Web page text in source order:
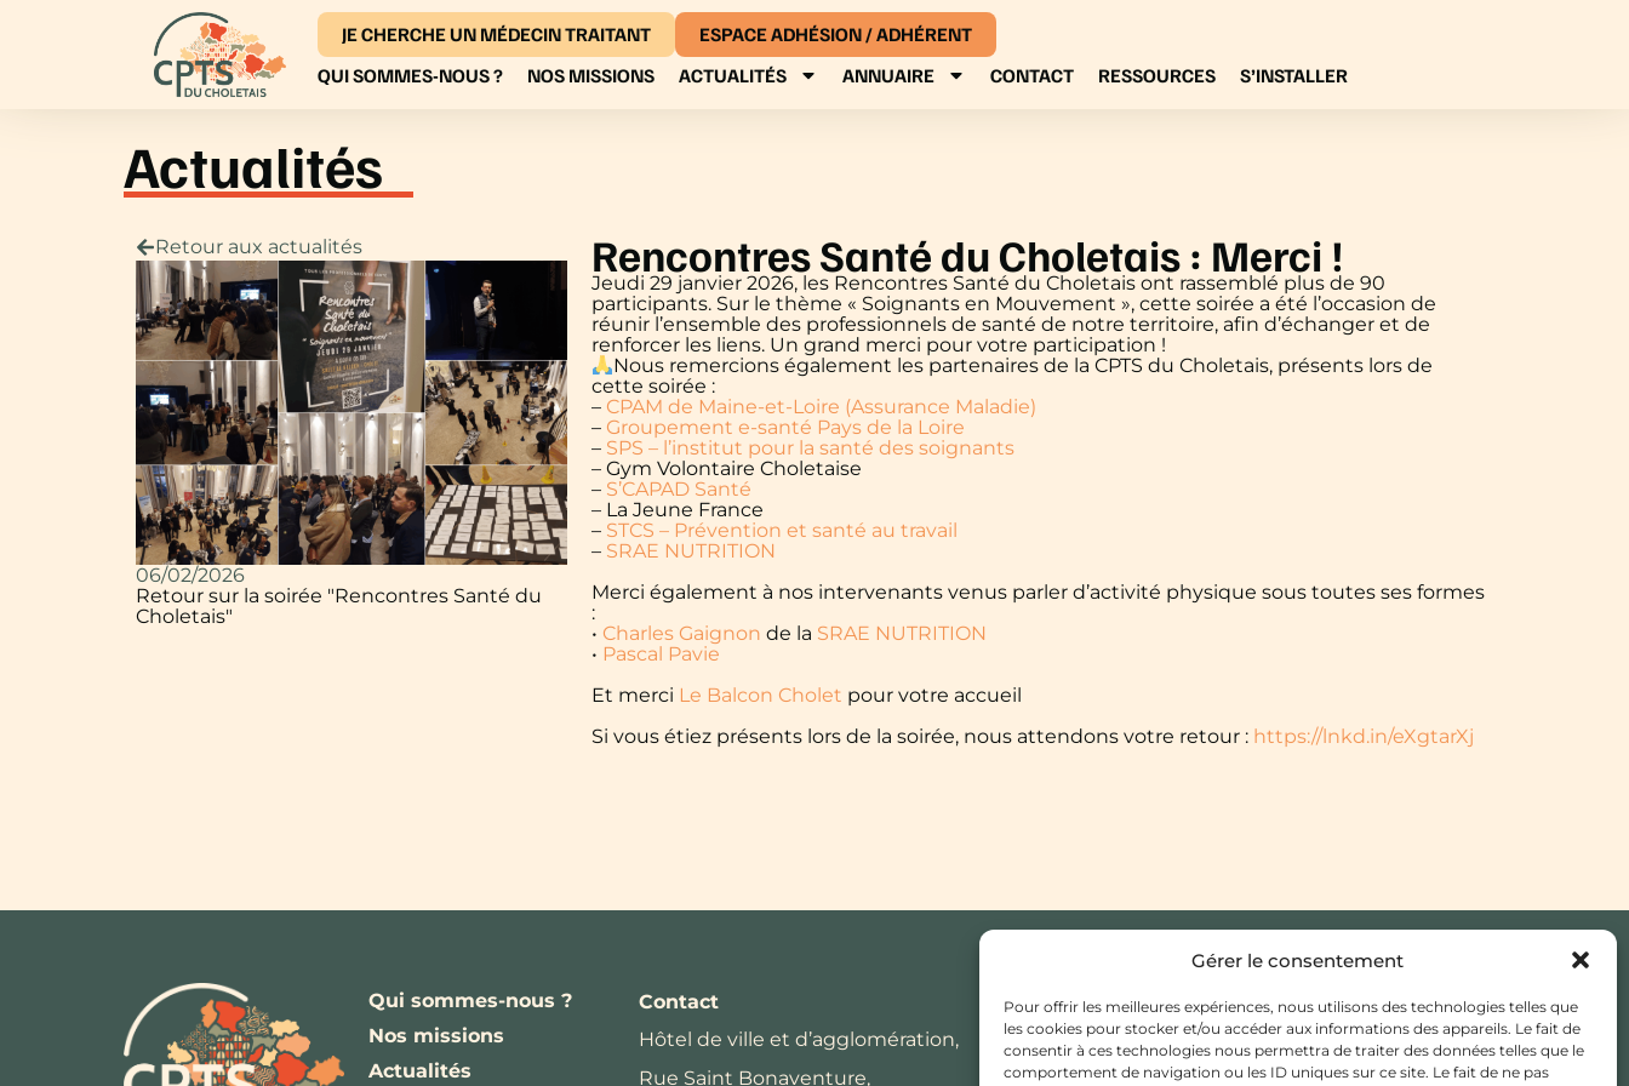
Gérer le consentement
Pour offrir les meilleures expériences, nous utilisons des technologies telles que
les cookies pour stocker et/ou accéder aux informations des appareils. Le fait de
consentir à ces technologies nous permettra de traiter des données telles que le
comportement de navigation ou les ID uniques sur ce site. Le fait de ne pas
JE CHERCHE UN MÉDECIN TRAITANT
ESPACE ADHÉSION / ADHÉRENT
QUI SOMMES-NOUS ?
NOS MISSIONS ACTUALITÉS ANNUAIRE CONTACT RESSOURCES S’INSTALLER
Actualités
Retour aux actualités
06/02/2026
Retour sur la soirée "Rencontres Santé du
Choletais"
Rencontres Santé du Choletais : Merci !
Jeudi 29 janvier 2026, les Rencontres Santé du Choletais ont rassemblé plus de 90
participants. Sur le thème « Soignants en Mouvement », cette soirée a été l’occasion de
réunir l’ensemble des professionnels de santé de notre territoire, afin d’échanger et de
renforcer les liens. Un grand merci pour votre participation !
Nous remercions également les partenaires de la CPTS du Choletais, présents lors de
cette soirée :
– CPAM de Maine-et-Loire (Assurance Maladie)
– Groupement e-santé Pays de la Loire
– SPS – l’institut pour la santé des soignants
– Gym Volontaire Choletaise
– S’CAPAD Santé
– La Jeune France
– STCS – Prévention et santé au travail
– SRAE NUTRITION
Merci également à nos intervenants venus parler d’activité physique sous toutes ses formes
:
• Charles Gaignon de la SRAE NUTRITION
• Pascal Pavie
Et merci Le Balcon Cholet pour votre accueil
Si vous étiez présents lors de la soirée, nous attendons votre retour : https://lnkd.in/eXgtarXj
Qui sommes-nous ?
Nos missions
Actualités
Contact
Hôtel de ville et d’agglomération,
Rue Saint Bonaventure,
JE CHERCHE UN MÉDECIN
TRAITANT
ESPACE ADHÉSION /